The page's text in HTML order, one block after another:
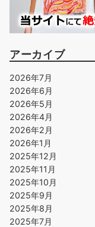
アーカイブ
2026年7月
2026年6月
2026年5月
2026年4月
2026年2月
2026年1月
2025年12月
2025年11月
2025年10月
2025年9月
2025年8月
2025年7月